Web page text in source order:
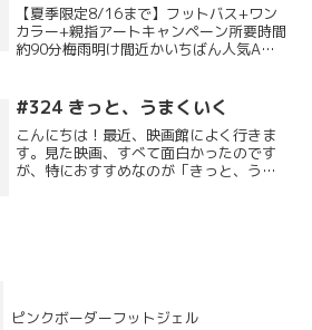
【夏季限定8/16まで】フットバス+ワン
カラー+親指アートキャンペーン所要時間
約90分梅雨明け間近かいちばん人気Aコ
ッションにもおススメですキャンペーン
内容、他のア...
#324 きっと、うまくいく
こんにちは！最近、映画館によく行きま
す。見た映画、すべて面白かったのです
が、特におすすめなのが「きっと、うま
ピンクボーダーフットジェル